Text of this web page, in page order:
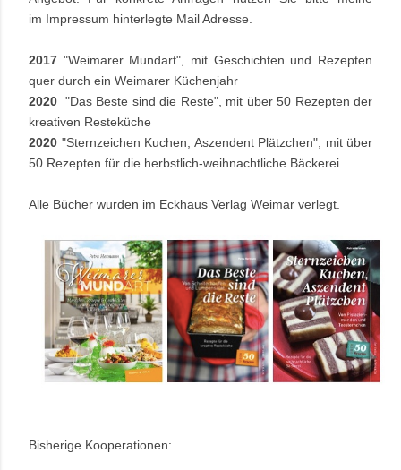
im Impressum hinterlegte Mail Adresse.
2017 "Weimarer Mundart", mit Geschichten und Rezepten
quer durch ein Weimarer Küchenjahr
2020 "Das Beste sind die Reste", mit über 50 Rezepten der
kreativen Resteküche
2020 "Sternzeichen Kuchen, Aszendent Plätzchen", mit über
50 Rezepten für die herbstlich-weihnachtliche Bäckerei.
Alle Bücher wurden im Eckhaus Verlag Weimar verlegt.
Bisherige Kooperationen: